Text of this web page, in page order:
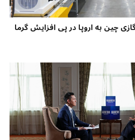
چین به اروپا در پی افزایش گرما